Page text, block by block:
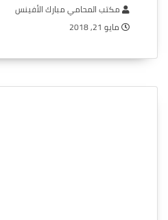
مكتب المحامي مبارك الأفينس
مايو 21, 2018